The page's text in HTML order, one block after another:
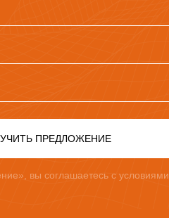
ПРЕДЛОЖЕНИЕ
вы соглашаетесь с условиями